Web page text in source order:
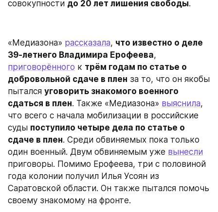
совокупности до 20 лет лишения свободы.
«Медиазона» рассказала, что известно о деле
39-летнего Владимира Ерофеева
приговорённого к трём годам по статье о
добровольной сдаче в плен за то, что он якобы
пытался уговорить знакомого военного
сдаться в плен. Также «Медиазона» выяснила,
что всего с начала мобилизации в российские
суды поступило четыре дела по статье о
сдаче в плен. Среди обвиняемых пока только
один военный. Двум обвиняемым уже вынесли
приговоры. Помимо Ерофеева, три с половиной
года колонии получил Илья Усоян из
Саратовской области. Он также пытался помочь
своему знакомому на фронте.